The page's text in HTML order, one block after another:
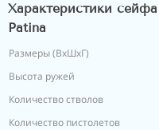
Характеристики
Patina
Размеры (ВxШxГ)
Высота ружей
Количество стволов
Количество пистолетов